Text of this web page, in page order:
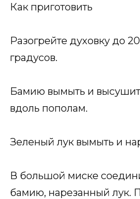
Как приготовить
Разогрейте духовку до
градусов.
Бамию вымыть и
вдоль пополам.
Зеленый лук вымыть и
В большой миске
бамию, нарезанный лук.